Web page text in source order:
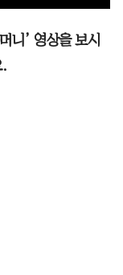
니’ 영상을 보시
.